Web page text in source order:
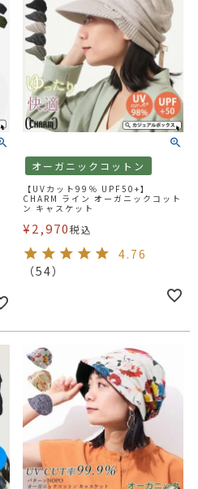
オーガニックコットン
【UVカット99％ UPF50+】
CHARM ライン オーガニックコット
ン キャスケット
¥2,970税込
4.76
（54）